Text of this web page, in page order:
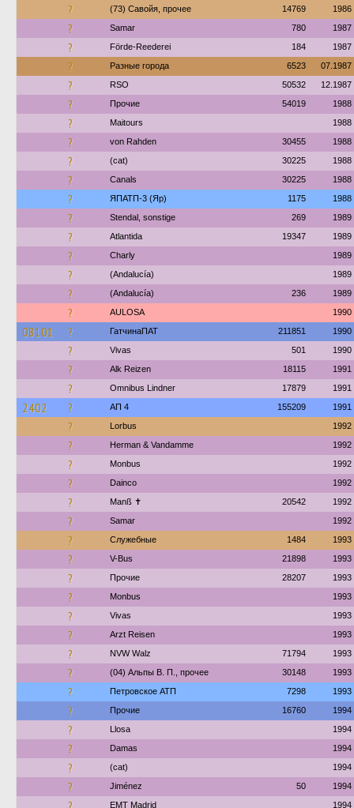
? (73) Савойя, прочее 14769 1986
? Samar 780 1987
? Förde-Reederei 184 1987
? Разные города 6523 07.1987
? RSO 50532 12.1987
? Прочие 54019 1988
? Maitours 1988
? von Rahden 30455 1988
? (cat) 30225 1988
? Canals 30225 1988
? ЯПАТП-3 (Яр) 1175 1988
? Stendal, sonstige 269 1989
? Atlantida 19347 1989
? Charly 1989
? (Andalucía) 1989
? (Andalucía) 236 1989
? AULOSA 1990
08101 ? ГатчинаПАТ 211851 1990
? Vivas 501 1990
? Alk Reizen 18115 1991
? Omnibus Lindner 17879 1991
2402 ? АП 4 155209 1991
? Lorbus 1992
? Herman & Vandamme 1992
? Monbus 1992
? Dainco 1992
? Manß ✝︎ 20542 1992
? Samar 1992
? Служебные 1484 1993
? V-Bus 21898 1993
? Прочие 28207 1993
? Monbus 1993
? Vivas 1993
? Arzt Reisen 1993
? NVW Walz 71794 1993
? (04) Альпы В. П., прочее 30148 1993
? Петровское АТП 7298 1993
? Прочие 16760 1994
? Llosa 1994
? Damas 1994
? (cat) 1994
? Jiménez 50 1994
EMT Madrid 1994